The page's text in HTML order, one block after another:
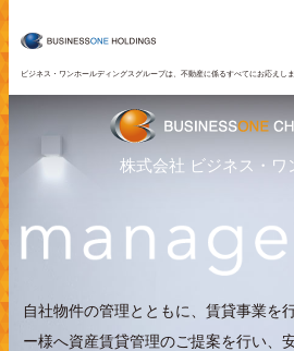
ビジネス・ワンホールディングスグループは、不動産に係るすべてにお応えしま
株式会社 ビジネス・ワ
自社物件の管理とともに、賃貸事業を
ー様へ資産賃貸管理のご提案を行い、